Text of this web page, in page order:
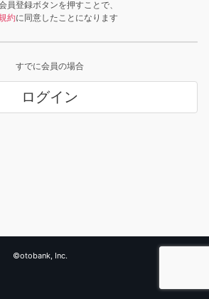
員登録ボタンを押すことで、
約に同意したことになります
すでに会員の場合
ログイン
©otobank, Inc.